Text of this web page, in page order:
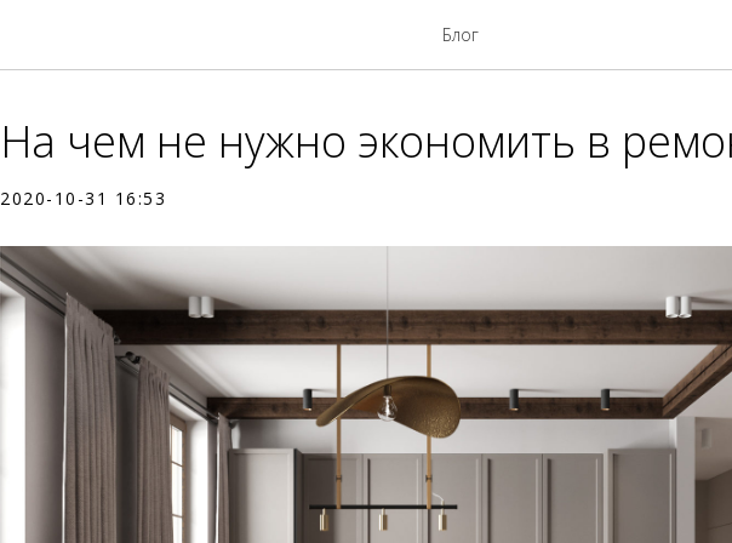
Блог
На чем не нужно экономить в
2020-10-31 16:53